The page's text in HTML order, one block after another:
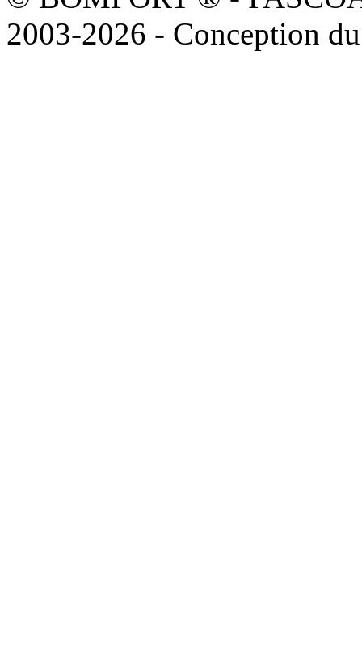
2003-2026 - Conception